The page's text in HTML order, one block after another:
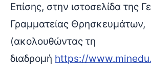
Επίσης, στην ιστοσελίδα της
Γραμματείας Θρησκευμάτων,
(ακολουθώντας τη
διαδρομή https://